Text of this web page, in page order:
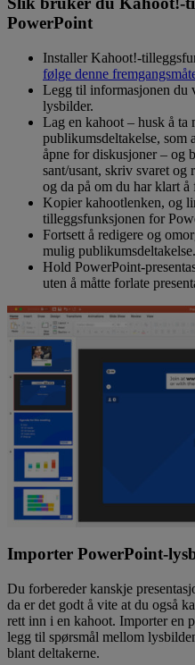
PowerPoint
Installer Kahoot!-
følge denne
Legg til informasjonen du
lysbilder.
Lag en kahoot – husk å ta
publikumsdeltakelse, som
åpne for diskusjoner – og
sant/usant, skriv svaret
og da på om du har klart
Kopier kahootlenken, og
tilleggsfunksjonen for
Fortsett å redigere og
mulig publikumsdeltakelse.
Hold PowerPoint-
uten å måtte forlate
Importer PowerPoint-
Du forbereder kanskje
da er det godt å vite at du også
rett inn i en kahoot. Importer en
legg til spørsmål mellom
blant deltakerne.